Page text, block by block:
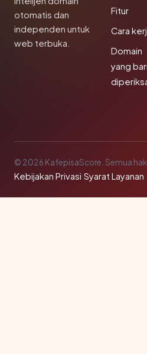
otomatis dan
independen untuk
web terbuka.
Fitur
Cara
Domain
yang
© 2026 KafepisaScore. Semua
Kebijakan Privasi·Syarat Layanan